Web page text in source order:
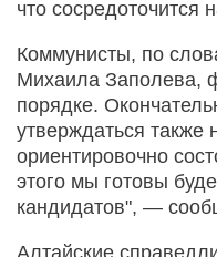
что сосредоточится
Коммунисты, по
Михаила Заполева,
порядке.
утверждаться также
ориентировочно
этого мы готовы
кандидатов", —
Алтайские